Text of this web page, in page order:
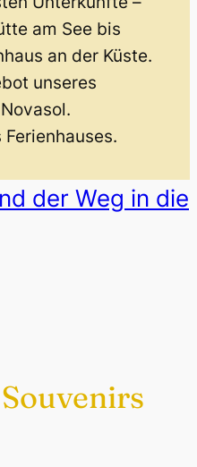
am See bis
an der Küste.
unseres
der Weg in die